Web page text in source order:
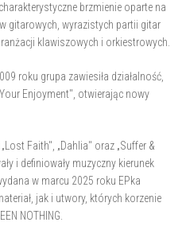
brzmienie oparte na
gitarowych, wyrazistych partii gitar
klawiszowych i orkiestrowych.
roku grupa zawiesiła działalność,
Enjoyment", otwierając nowy
Faith", „Dahlia" oraz „Suffer &
i definiowały muzyczny kierunek
w marcu 2025 roku EPka
jak i utwory, których korzenie
NOTHING.